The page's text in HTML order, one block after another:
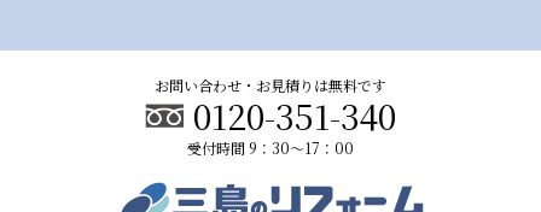
お問い合わせ・お見積りは無料です
0120-351-340
受付時間 9：30～17：00